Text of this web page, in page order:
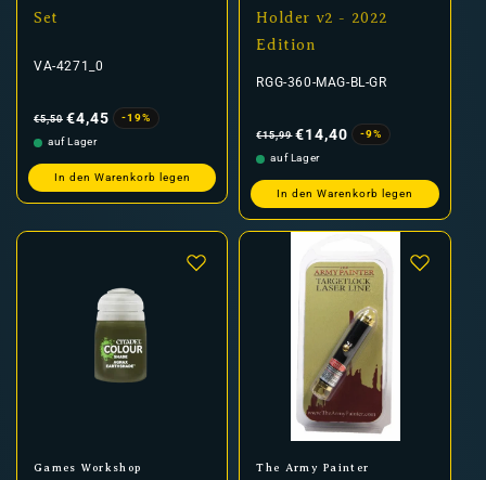
Set
VA-4271_0
Preis
€5,50 €4,45
-19%
auf Lager
In den Warenkorb legen
Holder v2 - 2022
Edition
RGG-360-MAG-BL-GR
Preis
€15,99 €14,40
-9%
auf Lager
In den Warenkorb legen
Anbieter:
Games Workshop Anbieter:
The Army Painter